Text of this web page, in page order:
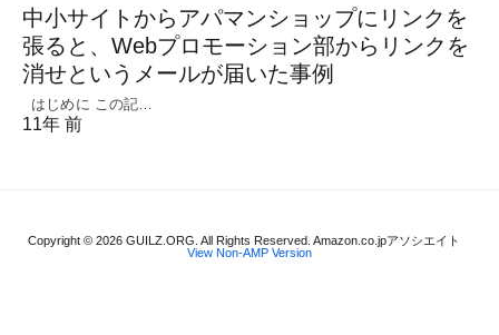
中小サイトからアパマンショップにリンクを
張ると、Webプロモーション部からリンクを
消せというメールが届いた事例
はじめに この記…
11年 前
Copyright © 2026 GUILZ.ORG. All Rights Reserved. Amazon.co.jpアソシエイト
View Non-AMP Version